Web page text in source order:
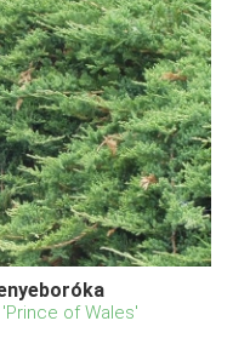
of Wales'